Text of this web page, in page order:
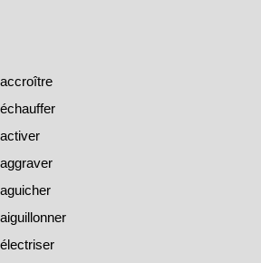
accroître
échauffer
activer
aggraver
aguicher
aiguillonner
électriser